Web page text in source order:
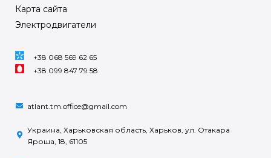
Карта сайта
Электродвигатели
+38 068 569 62 65
+38 099 847 79 58
atlant.tm.office@gmail.com
Украина, Харьковская область, Харьков, ул. Отакара
Яроша, 18, 61105